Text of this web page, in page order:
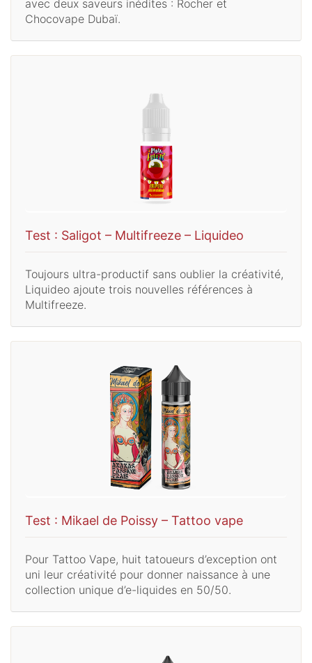
avec deux saveurs inédites : Rocher et
Chocovape Dubaï.
Test : Saligot – Multifreeze – Liquideo
Toujours ultra-productif sans oublier la créativité,
Liquideo ajoute trois nouvelles références à
Multifreeze.
Test : Mikael de Poissy – Tattoo vape
Pour Tattoo Vape, huit tatoueurs d’exception ont
uni leur créativité pour donner naissance à une
collection unique d’e-liquides en 50/50.